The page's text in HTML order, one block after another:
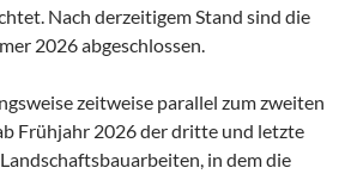
Nach derzeitigem Stand sind die
2026 abgeschlossen.
zeitweise parallel zum zweiten
Frühjahr 2026 der dritte und letzte
in dem die